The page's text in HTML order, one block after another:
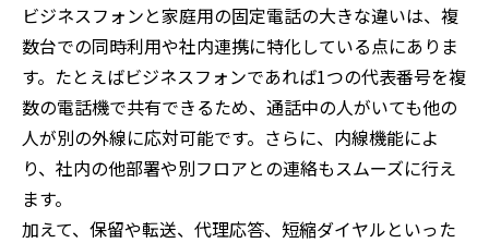
ビジネスフォンと家庭用の固定電話の大きな違いは、複
数台での同時利用や社内連携に特化している点にありま
す。たとえばビジネスフォンであれば1つの代表番号を複
数の電話機で共有できるため、通話中の人がいても他の
人が別の外線に応対可能です。さらに、内線機能によ
り、社内の他部署や別フロアとの連絡もスムーズに行え
ます。
加えて、保留や転送、代理応答、短縮ダイヤルといった